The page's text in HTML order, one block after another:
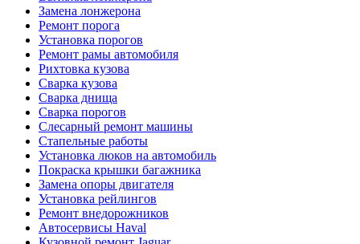
Замена лонжерона
Ремонт порога
Установка порогов
Ремонт рамы автомобиля
Рихтовка кузова
Сварка кузова
Сварка днища
Сварка порогов
Слесарный ремонт машины
Стапельные работы
Установка люков на автомобиль
Покраска крышки багажника
Замена опоры двигателя
Установка рейлингов
Ремонт внедорожников
Автосервисы Haval